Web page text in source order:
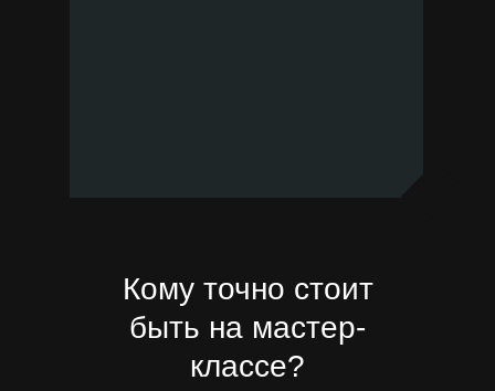
Кому точно стоит
быть на мастер-
классе?